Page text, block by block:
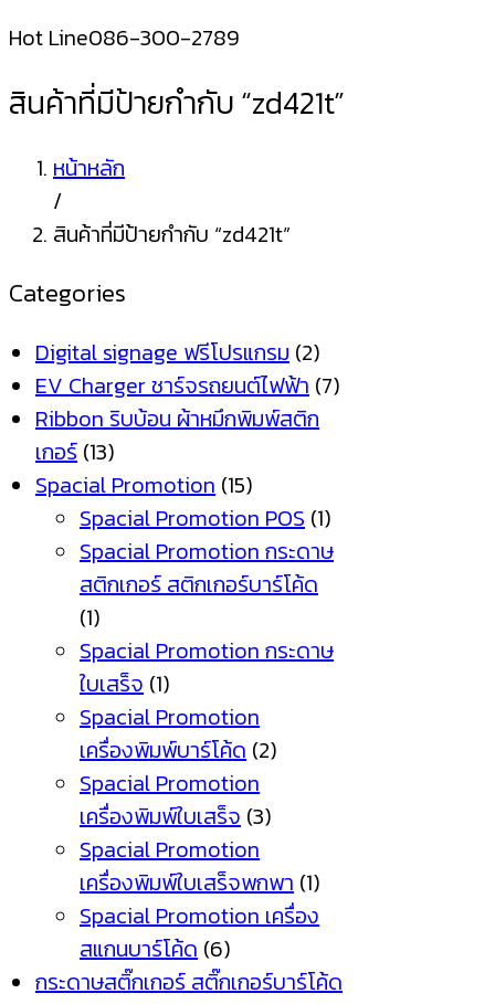
Hot Line086-300-2789
สินค้าที่มีป้ายกำกับ “zd421t”
หน้าหลัก
/
สินค้าที่มีป้ายกำกับ “zd421t”
Categories
Digital signage ฟรีโปรแกรม (2)
EV Charger ชาร์จรถยนต์ไฟฟ้า (7)
Ribbon ริบบ้อน ผ้าหมึกพิมพ์สติก
เกอร์ (13)
Spacial Promotion (15)
Spacial Promotion POS (1)
Spacial Promotion กระดาษ
สติกเกอร์ สติกเกอร์บาร์โค้ด
(1)
Spacial Promotion กระดาษ
ใบเสร็จ (1)
Spacial Promotion
เครื่องพิมพ์บาร์โค้ด (2)
Spacial Promotion
เครื่องพิมพ์ใบเสร็จ (3)
Spacial Promotion
เครื่องพิมพ์ใบเสร็จพกพา (1)
Spacial Promotion เครื่อง
สแกนบาร์โค้ด (6)
กระดาษสติ๊กเกอร์ สติ๊กเกอร์บาร์โค้ด